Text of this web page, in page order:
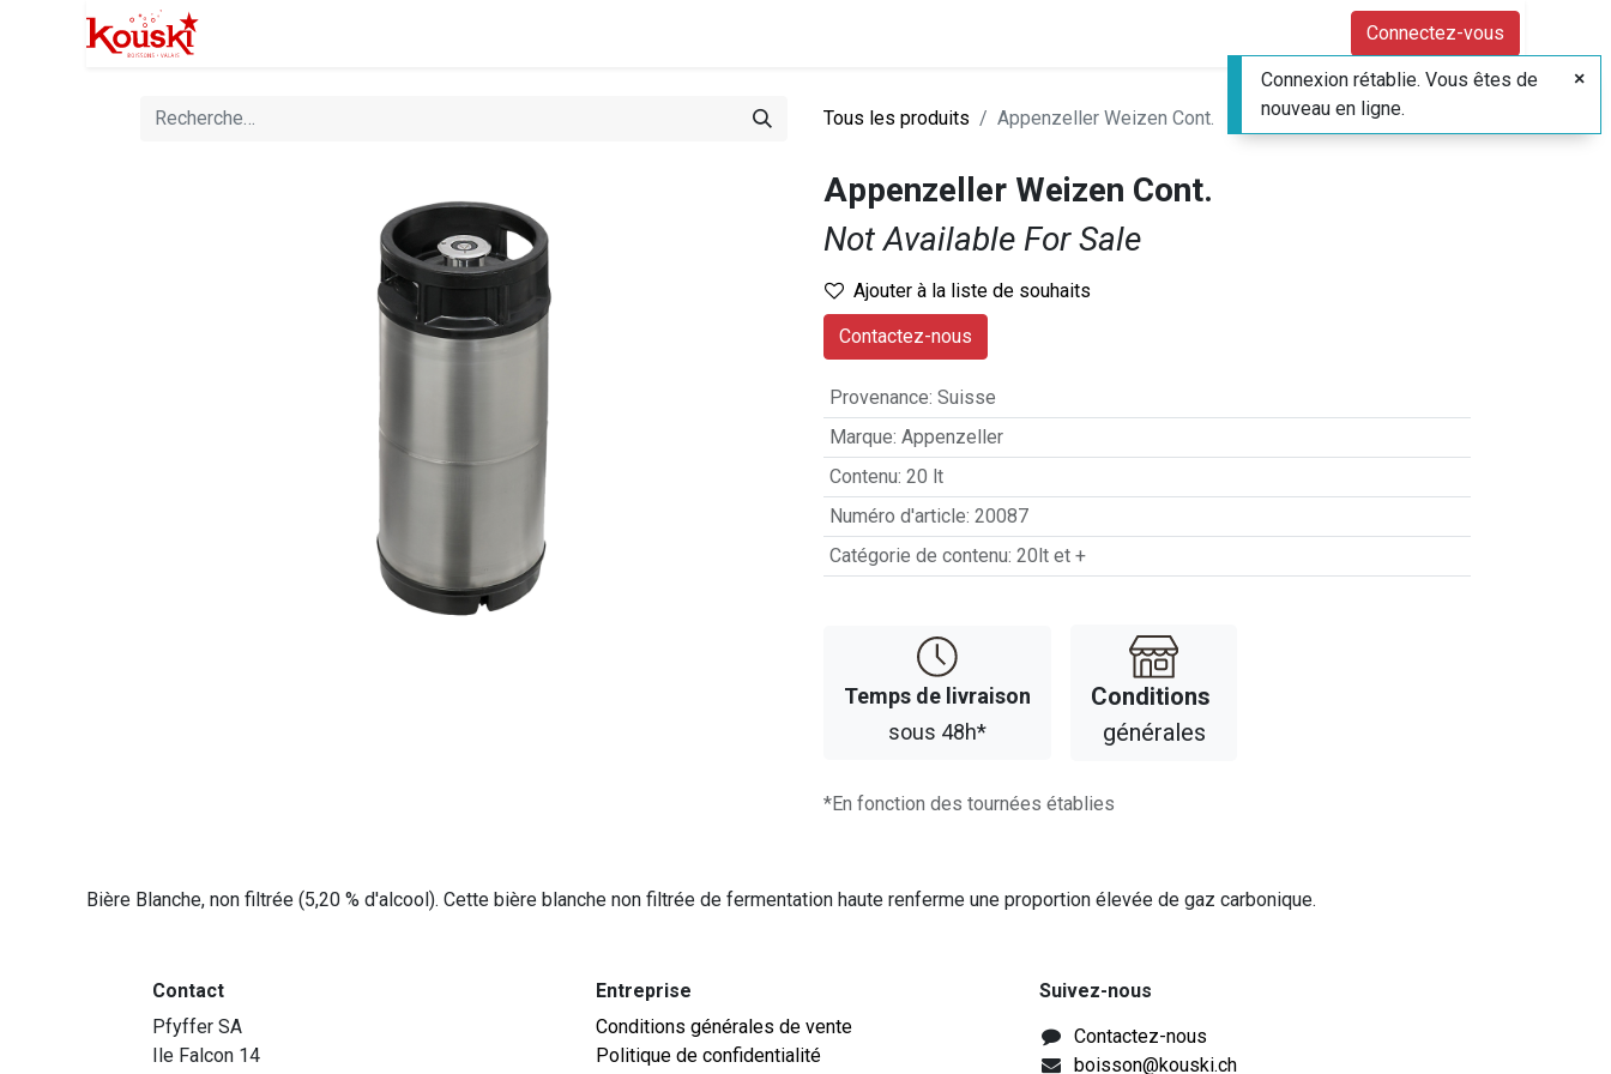
Connectez-vous
Tous les produits Appenzeller Weizen Cont.
Appenzeller Weizen Cont.
Not Available For Sale
Ajouter à la liste de souhaits
Contactez-nous
Provenance: Suisse
Marque: Appenzeller
Contenu: 20 lt
Numéro d'article: 20087
Catégorie de contenu: 20lt et +
Temps d​​e livraison
sous 48h*
Con​​ditions
générales
*En fonction des tournées établies
Bière Blanche, non filtrée (5,20 % d'alcool). Cette bière blanche non filtrée de fermentation haute renferme une proportion élevée de gaz carbonique.
Contact
Pfyffer SA
Ile Falcon 14
Suivez-nous
Contactez-nous
boisson@kouski.ch
Entreprise
Conditions générales de vente
Politique de confidentialité
Connexion rétablie. Vous êtes de
nouveau en ligne.